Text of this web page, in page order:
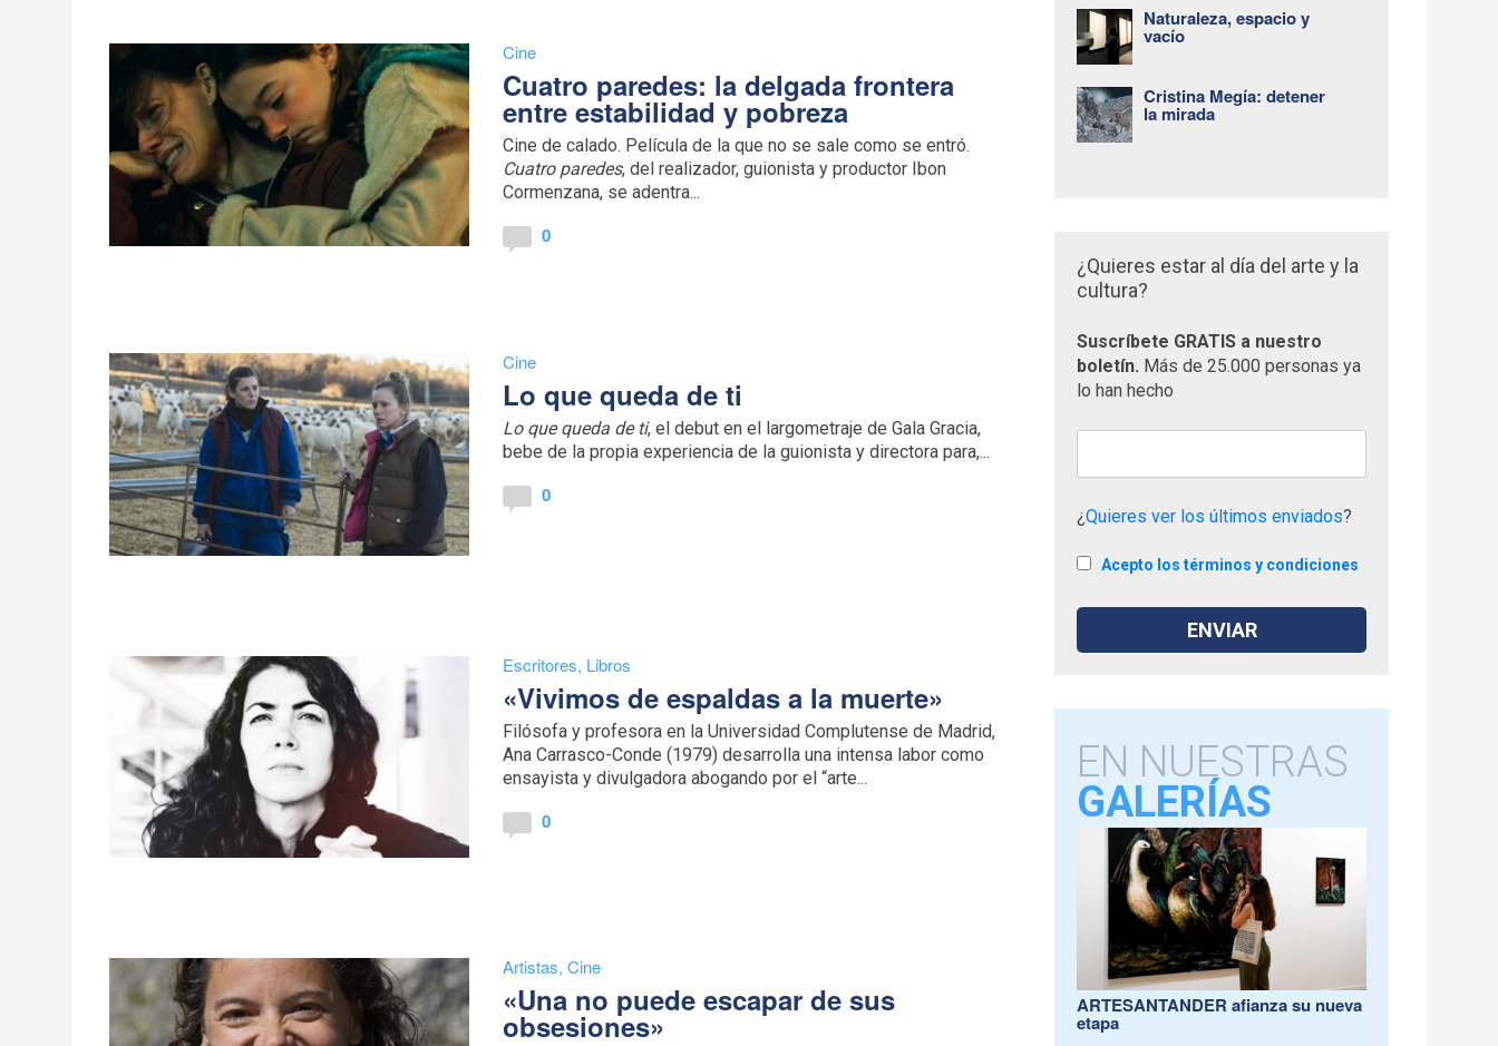
Cine
Cuatro paredes: la delgada frontera
entre estabilidad y pobreza
Cine de calado. Película de la que no se sale como se entró.
Cuatro paredes, del realizador, guionista y productor Ibon
Cormenzana, se adentra...
0
Cine
Lo que queda de ti
Lo que queda de ti, el debut en el largometraje de Gala Gracia,
bebe de la propia experiencia de la guionista y directora para,...
0
Escritores, Libros
«Vivimos de espaldas a la muerte»
Filósofa y profesora en la Universidad Complutense de Madrid,
Ana Carrasco-Conde (1979) desarrolla una intensa labor como
ensayista y divulgadora abogando por el “arte...
0
Artistas,Cine
«Una no puede escapar de sus
obsesiones»
Naturaleza, espacio y
vacío
Cristina Megía: detener
la mirada
¿Quieres estar al día del arte y la
cultura?
Suscríbete GRATIS a nuestro
boletín. Más de 25.000 personas ya
lo han hecho
¿Quieres ver los últimos enviados?
Acepto los términos y condiciones
EN NUESTRAS
GALERÍAS
ARTESANTANDER afianza su nueva
etapa